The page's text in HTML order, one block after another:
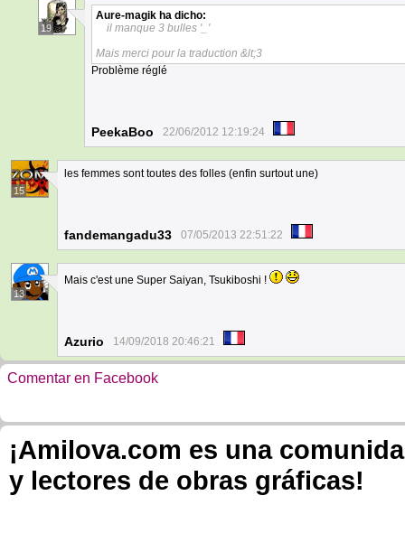
19
Aure-magik ha dicho:
il manque 3 bulles '_'
Mais merci pour la traduction &lt;3
Problème réglé
PeekaBoo 22/06/2012 12:19:24
15
les femmes sont toutes des folles (enfin surtout une)
fandemangadu33 07/05/2013 22:51:22
13
Mais c'est une Super Saiyan, Tsukiboshi !
Azurio 14/09/2018 20:46:21
Comentar en Facebook
¡Amilova.com es una
y lectores de obras gráficas!